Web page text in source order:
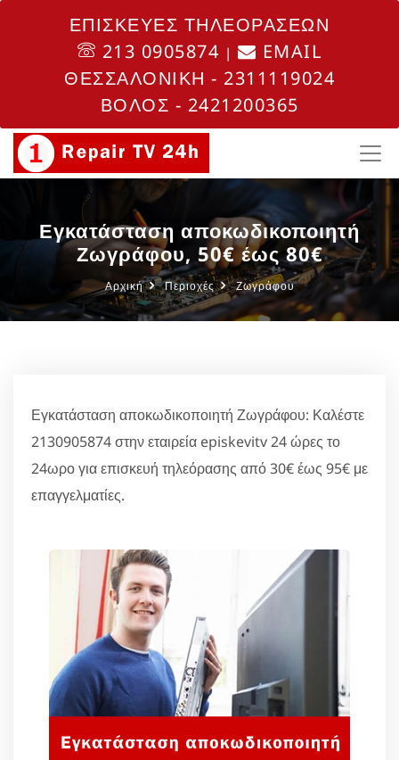
ΕΠΙΣΚΕΥΕΣ ΤΗΛΕΟΡΑΣΕΩΝ
213 0905874 |
EMAIL
ΘΕΣΣΑΛΟΝΙΚΗ - 2311119024
ΒΟΛΟΣ - 2421200365
Εγκατάσταση αποκωδικοποιητή
Ζωγράφου, 50€ έως 80€
Αρχική Περιοχές Ζωγράφου
Εγκατάσταση αποκωδικοποιητή Ζωγράφου: Καλέστε
2130905874 στην εταιρεία episkevitv 24 ώρες το
24ωρο για επισκευή τηλεόρασης από 30€ έως 95€ με
επαγγελματίες.